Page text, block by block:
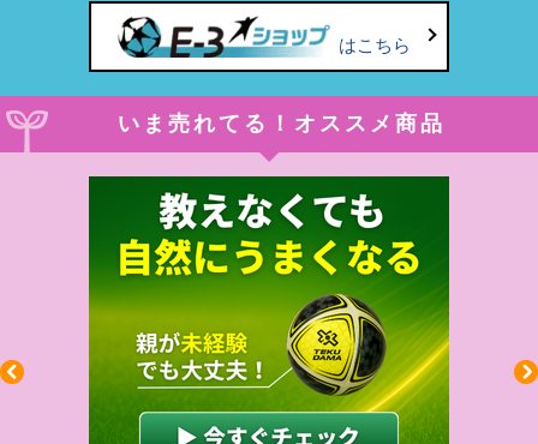
はこちら
いま売れてる！オススメ商品